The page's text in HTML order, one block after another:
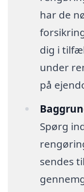
har de
dig i
under
på
Spørg
sendes